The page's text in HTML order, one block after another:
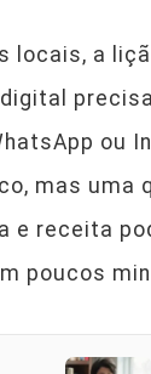
locais, a
ou
mas uma
e receita
poucos